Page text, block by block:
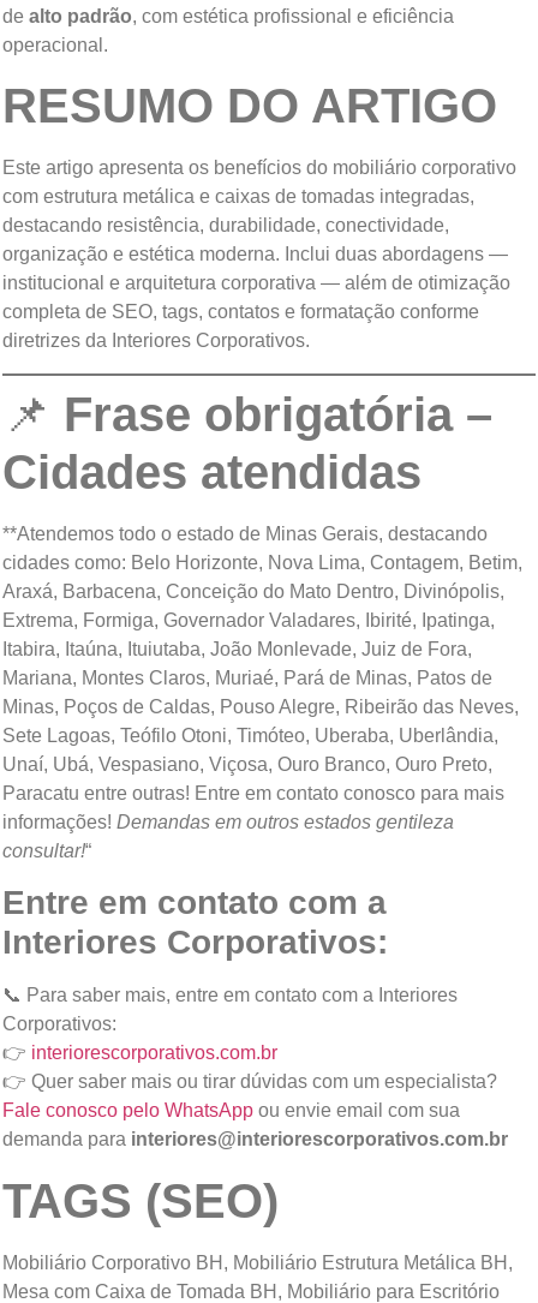
de alto padrão, com estética profissional e eficiência
operacional.
RESUMO DO ARTIGO
Este artigo apresenta os benefícios do mobiliário corporativo
com estrutura metálica e caixas de tomadas integradas,
destacando resistência, durabilidade, conectividade,
organização e estética moderna. Inclui duas abordagens —
institucional e arquitetura corporativa — além de otimização
completa de SEO, tags, contatos e formatação conforme
diretrizes da Interiores Corporativos.
📌 Frase obrigatória –
Cidades atendidas
**Atendemos todo o estado de Minas Gerais, destacando
cidades como: Belo Horizonte, Nova Lima, Contagem, Betim,
Araxá, Barbacena, Conceição do Mato Dentro, Divinópolis,
Extrema, Formiga, Governador Valadares, Ibirité, Ipatinga,
Itabira, Itaúna, Ituiutaba, João Monlevade, Juiz de Fora,
Mariana, Montes Claros, Muriaé, Pará de Minas, Patos de
Minas, Poços de Caldas, Pouso Alegre, Ribeirão das Neves,
Sete Lagoas, Teófilo Otoni, Timóteo, Uberaba, Uberlândia,
Unaí, Ubá, Vespasiano, Viçosa, Ouro Branco, Ouro Preto,
Paracatu entre outras! Entre em contato conosco para mais
informações! Demandas em outros estados gentileza
consultar!“
Entre em contato com a
Interiores Corporativos:
📞 Para saber mais, entre em contato com a Interiores
Corporativos:
👉 interiorescorporativos.com.br
👉 Quer saber mais ou tirar dúvidas com um especialista?
Fale conosco pelo WhatsApp ou envie email com sua
demanda para interiores@interiorescorporativos.com.br
TAGS (SEO)
Mobiliário Corporativo BH, Mobiliário Estrutura Metálica BH,
Mesa com Caixa de Tomada BH, Mobiliário para Escritório